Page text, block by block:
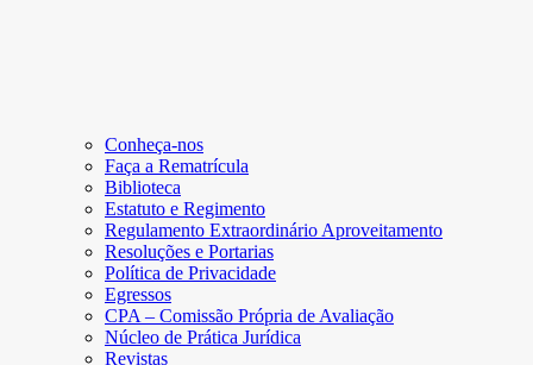
Conheça-nos
Faça a Rematrícula
Biblioteca
Estatuto e Regimento
Regulamento Extraordinário Aproveitamento
Resoluções e Portarias
Política de Privacidade
Egressos
CPA – Comissão Própria de Avaliação
Núcleo de Prática Jurídica
Revistas